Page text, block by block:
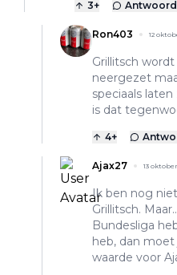
3+ Antwoord
Ron403 12
Grillitsch
neergezet
speciaals
is dat
4+
Ajax27 13
Ik ben nog
Grillitsch.
Bundesliga
heb, dan
waarde voor